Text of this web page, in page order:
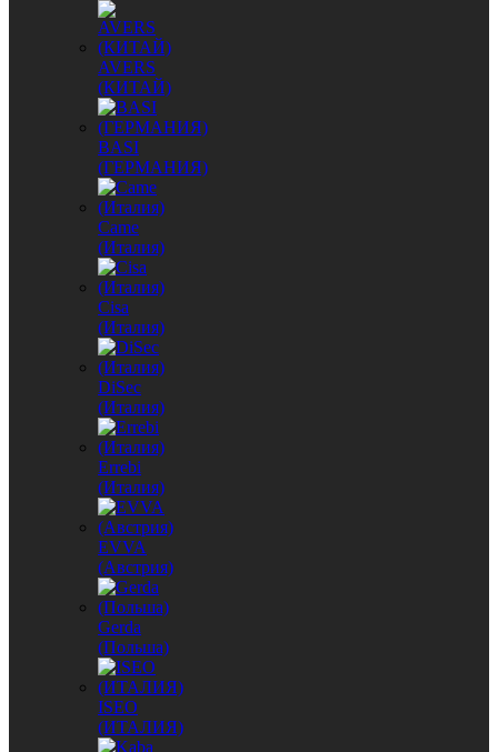
AVERS
(КИТАЙ)
BASI
(ГЕРМАНИЯ)
Came
(Италия)
Cisa
(Италия)
DiSec
(Италия)
Errebi
(Италия)
EVVA
(Австрия)
Gerda
(Польша)
ISEO
(ИТАЛИЯ)